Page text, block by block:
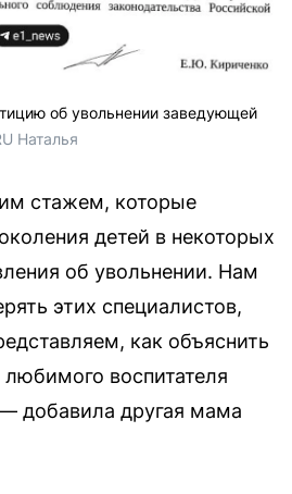
об увольнении заведующей
Наталья
стажем, которые
детей в некоторых
об увольнении. Нам
этих специалистов,
как объяснить
воспитателя
добавила другая мама